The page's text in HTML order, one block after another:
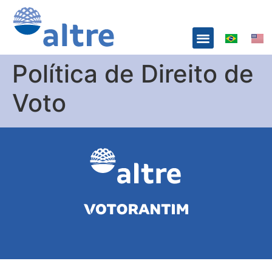
Política de Direito de
Voto